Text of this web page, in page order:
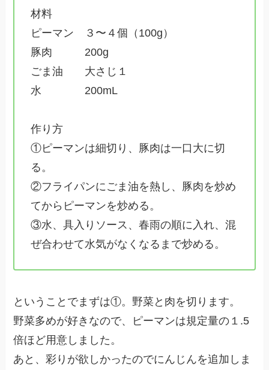
材料
ピーマン ３〜４個（100g）
豚肉 200g
ごま油 大さじ１
水 200mL
作り方
①ピーマンは細切り、豚肉は一口大に切
る。
②フライパンにごま油を熱し、豚肉を炒め
てからピーマンを炒める。
③水、具入りソース、春雨の順に入れ、混
ぜ合わせて水気がなくなるまで炒める。
ということでまずは①。野菜と肉を切ります。
野菜多めが好きなので、ピーマンは規定量の１.5
倍ほど用意しました。
あと、彩りが欲しかったのでにんじんを追加しま